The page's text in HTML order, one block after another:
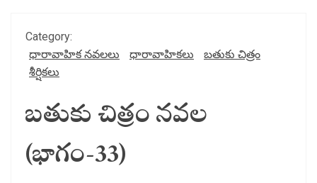
Category:
ధారావాహిక నవలలు
ధారావాహికలు
బతుకు చిత్రం
శీర్షికలు
బతుకు చిత్రం నవల
(భాగం-33)